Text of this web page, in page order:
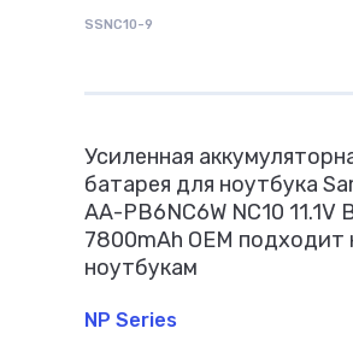
SSNC10-9
Усиленная
батарея для ноутбука
AA-PB6NC6W NC10 11.1V
7800mAh OEM подходит
ноутбукам
NP Series